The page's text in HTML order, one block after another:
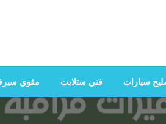
سيارات فني ستلايت مقوي